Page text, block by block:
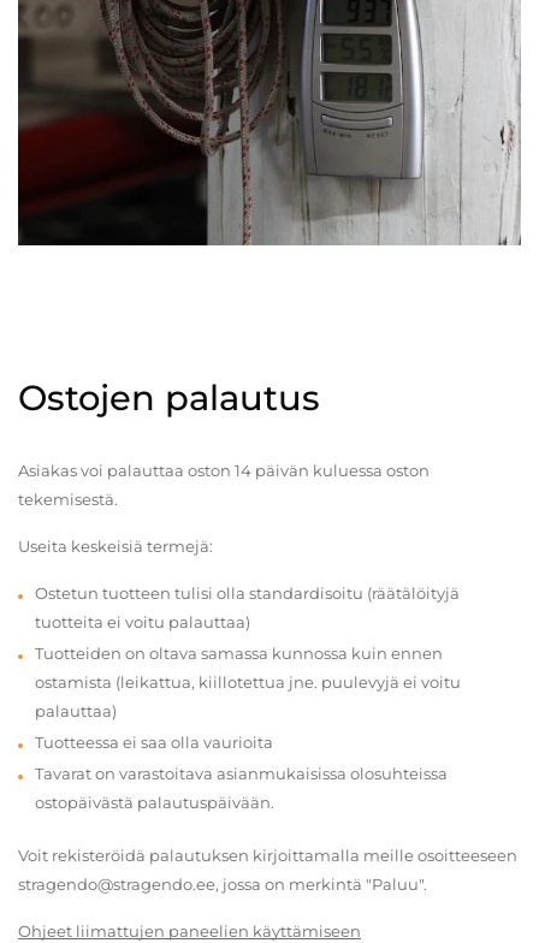
Ostojen palautus
Asiakas voi palauttaa oston 14 päivän kuluessa oston
tekemisestä.
Useita keskeisiä termejä:
Ostetun tuotteen tulisi olla standardisoitu (räätälöityjä
tuotteita ei voitu palauttaa)
Tuotteiden on oltava samassa kunnossa kuin ennen
ostamista (leikattua, kiillotettua jne. puulevyjä ei voitu
palauttaa)
Tuotteessa ei saa olla vaurioita
Tavarat on varastoitava asianmukaisissa olosuhteissa
ostopäivästä palautuspäivään.
Voit rekisteröidä palautuksen kirjoittamalla meille osoitteeseen
stragendo@stragendo.ee, jossa on merkintä "Paluu".
Ohjeet liimattujen paneelien käyttämiseen